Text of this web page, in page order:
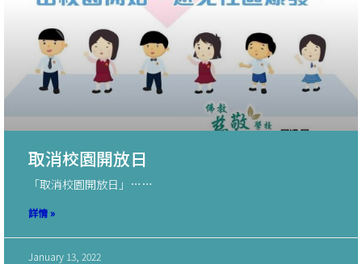
取消校園開放日
「取消校園開放日」……
詳情 »
January 13, 2022